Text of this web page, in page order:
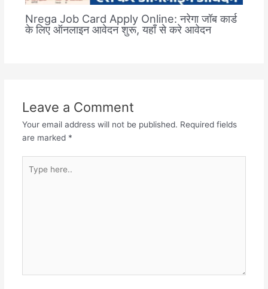
Nrega Job Card Apply Online: नरेगा जॉब कार्ड
के लिए ऑनलाइन आवेदन शुरू, यहाँ से करे आवेदन
Leave a Comment
Your email address will not be published. Required fields
are marked *
here..